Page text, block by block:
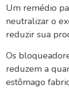
Um remédio
neutralizar o
reduzir sua
Os
reduzem a
estômago